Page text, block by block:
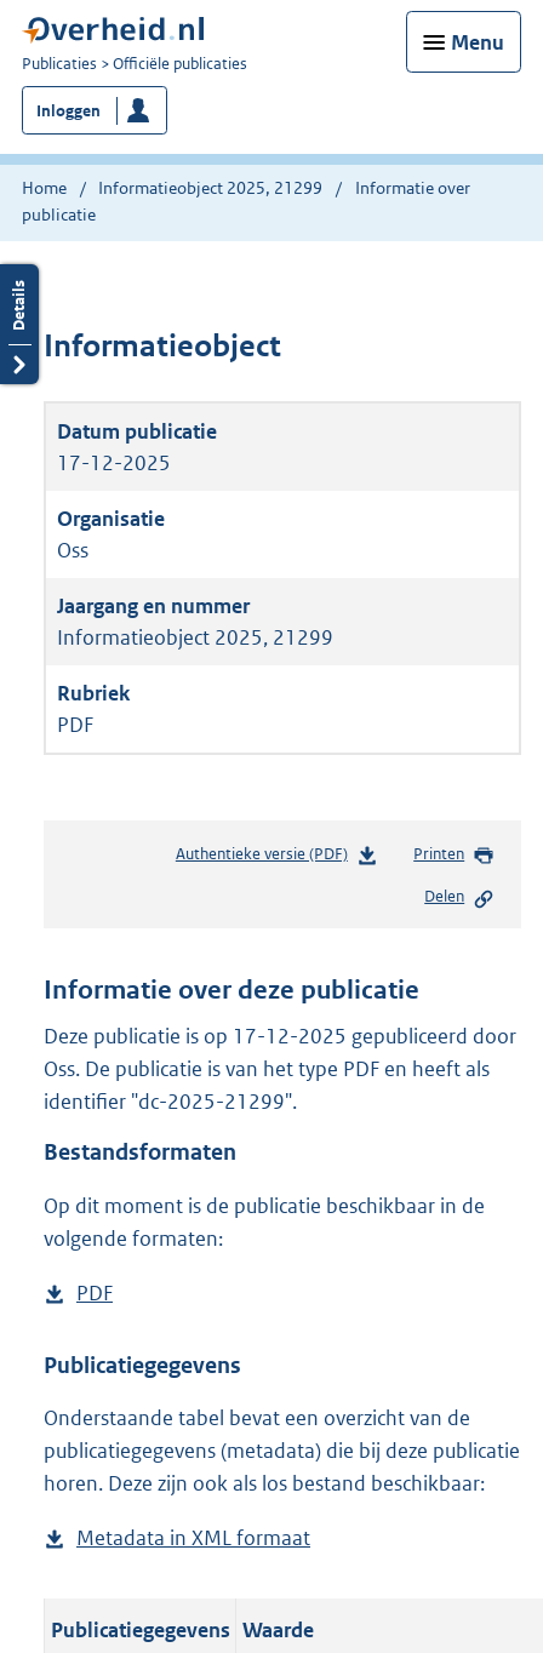
Menu
U
bent
nu
hier:
Publicaties Officiële publicaties
Inloggen
Home Informatieobject 2025, 21299
Informatie over
publicatie
Informatieobject
17-12-2025
Oss
Informatieobject 2025, 21299
PDF
Authentieke versie (PDF)b
n
s
g
r
e
n
Printen
Delen
Informatie over deze publicatie
Deze publicatie is op 17-12-2025 gepubliceerd door
Oss. De publicatie is van het type PDF en heeft als
identifier "dc-2025-21299".
Bestandsformaten
Op dit moment is de publicatie beschikbaar in de
volgende formaten:
D
w
l
o
a
p
b
PDF
s
a
n
d
g
o
Publicatiegegevens
Onderstaande tabel bevat een overzicht van de
publicatiegegevens (metadata) die bij deze publicatie
horen. Deze zijn ook als los bestand beschikbaar:
Metadata in XML formaat
t
Publicatiegegevens Waarde